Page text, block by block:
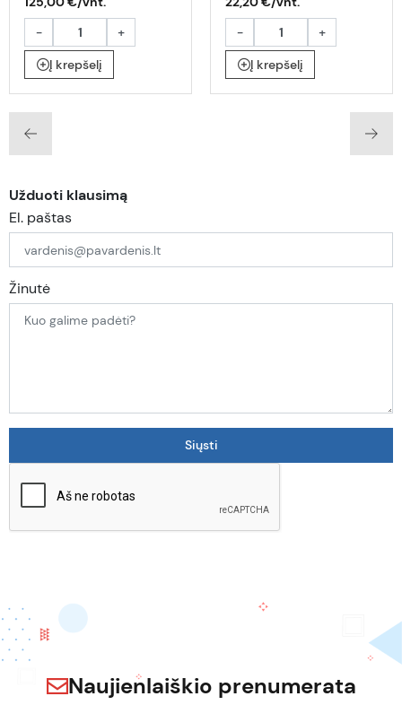
-
+
Į krepšelį
-
+
Į krepšelį
Užduoti klausimą
El. paštas
Žinutė
Naujienlaiškio prenumerata